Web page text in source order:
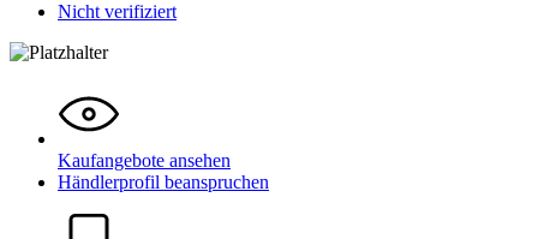
Nicht verifiziert
Kaufangebote ansehen
Händlerprofil beanspruchen